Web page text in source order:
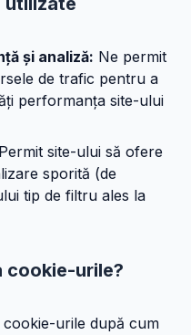
și analiză: Ne permit
de trafic pentru a
performanța site-ului
Permit site-ului să ofere
sporită (de
tip de filtru ales la
cookie-urile?
urile după cum